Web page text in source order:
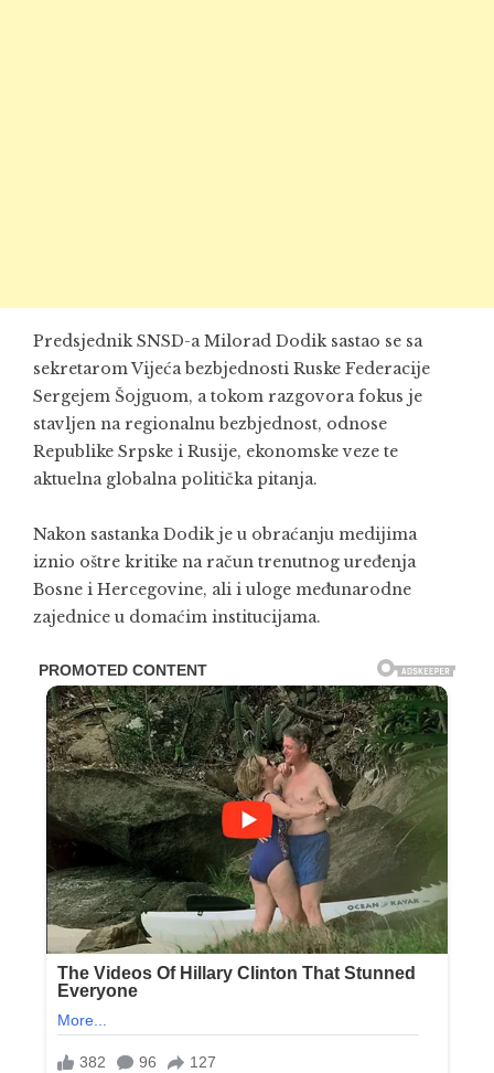
Predsjednik SNSD-a Milorad Dodik sastao se sa
sekretarom Vijeća bezbjednosti Ruske Federacije
Sergejem Šojguom, a tokom razgovora fokus je
stavljen na regionalnu bezbjednost, odnose
Republike Srpske i Rusije, ekonomske veze te
aktuelna globalna politička pitanja.
Nakon sastanka Dodik je u obraćanju medijima
iznio oštre kritike na račun trenutnog uređenja
Bosne i Hercegovine, ali i uloge međunarodne
zajednice u domaćim institucijama.